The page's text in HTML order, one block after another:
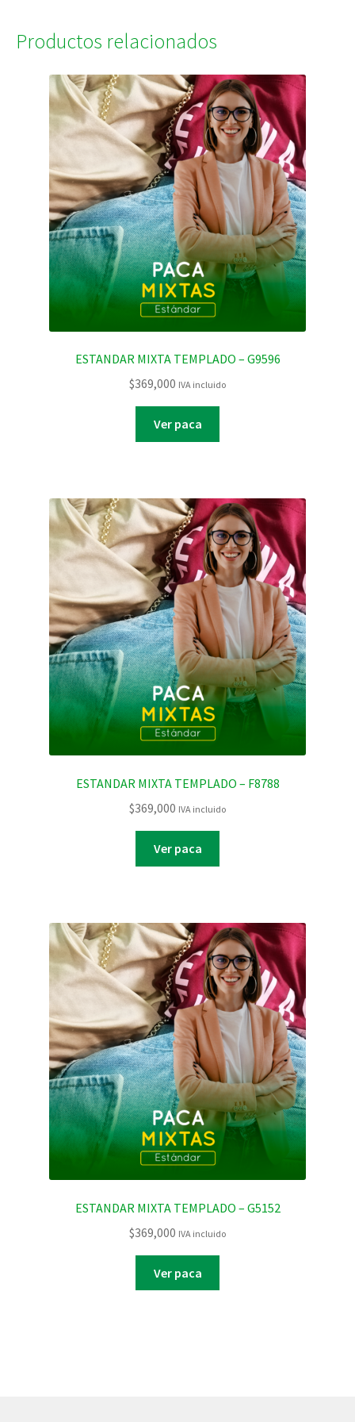
Productos relacionados
ESTANDAR MIXTA TEMPLADO – G9596
$369,000 IVA incluido
Ver paca
ESTANDAR MIXTA TEMPLADO – F8788
$369,000 IVA incluido
Ver paca
ESTANDAR MIXTA TEMPLADO – G5152
$369,000 IVA incluido
Ver paca